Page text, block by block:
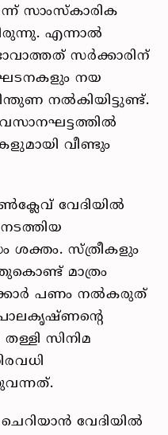
സാംസ്കാരിക
എന്നാൽ
സർക്കാരിന്
നയ
നൽകിയിട്ടുണ്ട്.
വീണ്ടും
വേദിയിൽ
ശക്തം. സ്ത്രീകളും
മാത്രം
പണം നൽകരുത്
സിനിമ
വേദിയിൽ